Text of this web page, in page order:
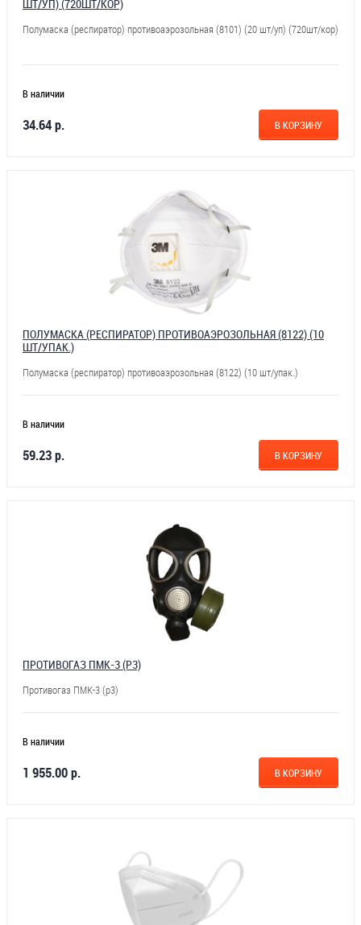
ШТ/УП) (720ШТ/КОР)
Полумаска (респиратор) противоаэрозольная (8101) (20 шт/уп) (720шт/кор)
В наличии
34.64 р. В КОРЗИНУ
ПОЛУМАСКА (РЕСПИРАТОР) ПРОТИВОАЭРОЗОЛЬНАЯ (8122) (10
ШТ/УПАК.)
Полумаска (респиратор) противоаэрозольная (8122) (10 шт/упак.)
В наличии
59.23 р. В КОРЗИНУ
ПРОТИВОГАЗ ПМК-3 (Р3)
Противогаз ПМК-3 (р3)
В наличии
1 955.00 р. В КОРЗИНУ